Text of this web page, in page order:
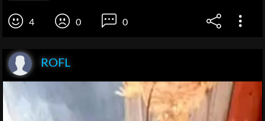
4 0 0
ROFL